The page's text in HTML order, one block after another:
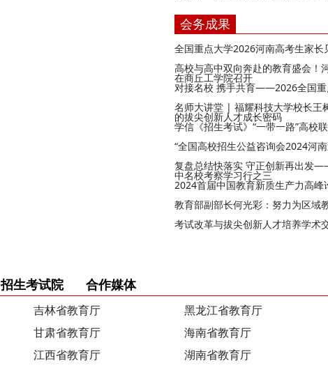
会务成果
全国重点大学2026河南高考生家长
高校与高中双向奔赴的教育盛会！
在商丘工学院召开
对接名校 携手共育——2026全国重
名师大讲堂 | 福耀科技大学校长王
的拔尖创新人才成长密码
学信《招生考试》“一带一路”高校
“全国高校招生公益咨询会2024河
复盘总结快落实 守正创新再出发
中名校考察学习行之三
2024首届中国教育新质生产力高
教育部副部长何光彩：努力为区域
考试改革与拔尖创新人才培养学术
招生考试院 合作媒体
吉林省教育厅 黑龙江省教育厅
甘肃省教育厅 海南省教育厅
江西省教育厅 湖南省教育厅